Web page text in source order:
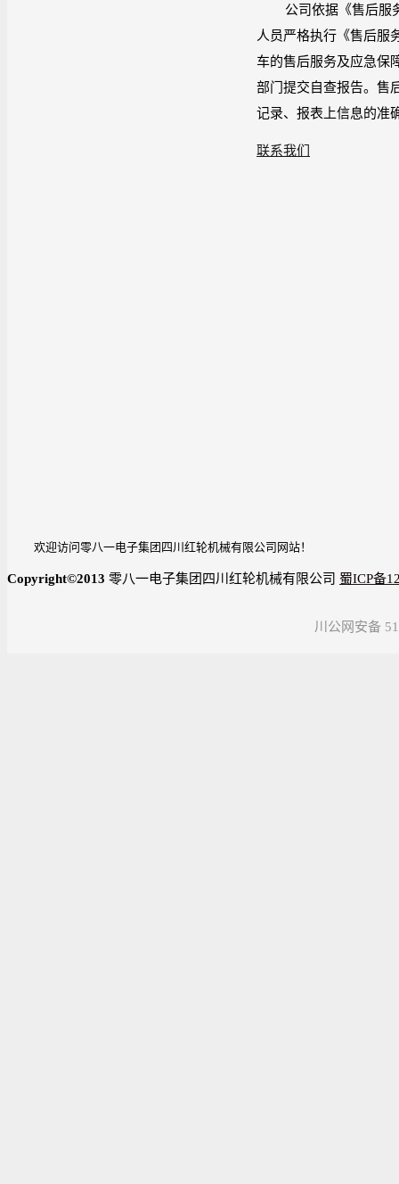
公司依据《售后服
人员严格执行《售后服
车的售后服务及应急保
部门提交自查报告。售
记录、报表上信息的准
联系我们
欢迎访问零八一电子集团四川红轮机械有限公司网站！
Copyright©2013 零八一电子集团四川红轮机械有限公司 蜀ICP备
川公网安备